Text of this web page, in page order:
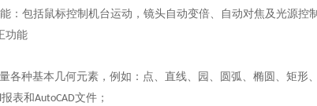
：包括鼠标控制机台运动，镜头自动变倍、自动对焦及光源控
功能
各种基本几何元素，例如：点、直线、园、圆弧、椭圆、矩形
报表和AutoCAD文件；